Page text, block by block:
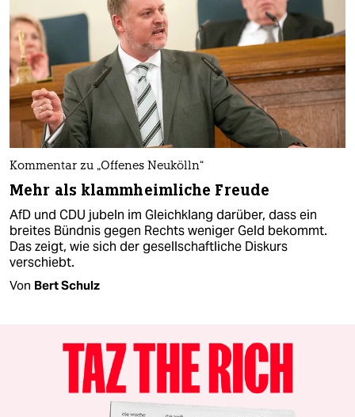
Kommentar zu „Offenes Neukölln“
Mehr als klammheimliche Freude
AfD und CDU jubeln im Gleichklang darüber, dass ein
breites Bündnis gegen Rechts weniger Geld bekommt.
Das zeigt, wie sich der gesellschaftliche Diskurs
verschiebt.
Von Bert Schulz